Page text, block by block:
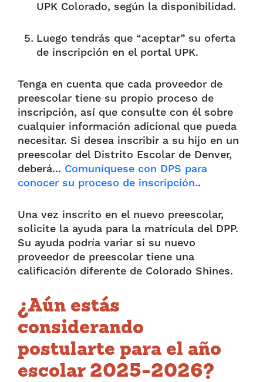
UPK Colorado, según la disponibilidad.
Luego tendrás que “aceptar” su oferta
de inscripción en el portal UPK.
Tenga en cuenta que cada proveedor de
preescolar tiene su propio proceso de
inscripción, así que consulte con él sobre
cualquier información adicional que pueda
necesitar. Si desea inscribir a su hijo en un
preescolar del Distrito Escolar de Denver,
deberá... Comuníquese con DPS para
conocer su proceso de inscripción..
Una vez inscrito en el nuevo preescolar,
solicite la ayuda para la matrícula del DPP.
Su ayuda podría variar si su nuevo
proveedor de preescolar tiene una
calificación diferente de Colorado Shines.
¿Aún estás
considerando
postularte para el año
escolar 2025-2026?